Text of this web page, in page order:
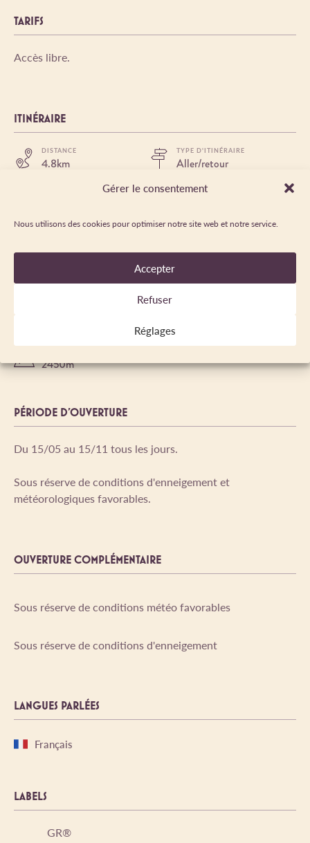
Gérer le consentement
Nous utilisons des cookies pour optimiser notre site web et notre service.
Accepter
Refuser
Réglages
TARIFS
Accès libre.
ITINÉRAIRE
DISTANCE
4.8km
TYPE D'ITINÉRAIRE
Aller/retour
04:00
Oui
GR58 Variante -
rouge tout le long du
2450m
PÉRIODE D'OUVERTURE
Du 15/05 au 15/11 tous les jours.
Sous réserve de conditions d'enneigement et
météorologiques favorables.
OUVERTURE COMPLÉMENTAIRE
Sous réserve de conditions météo favorables
Sous réserve de conditions d'enneigement
LANGUES PARLÉES
Français
LABELS
GR®